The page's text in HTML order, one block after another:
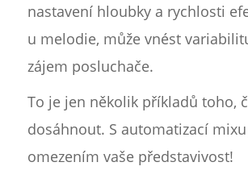
nastavení hloubky a rychlosti
u melodie, může vnést
zájem posluchače.
To je jen několik příkladů toho,
dosáhnout. S automatizací
omezením vaše představivost!